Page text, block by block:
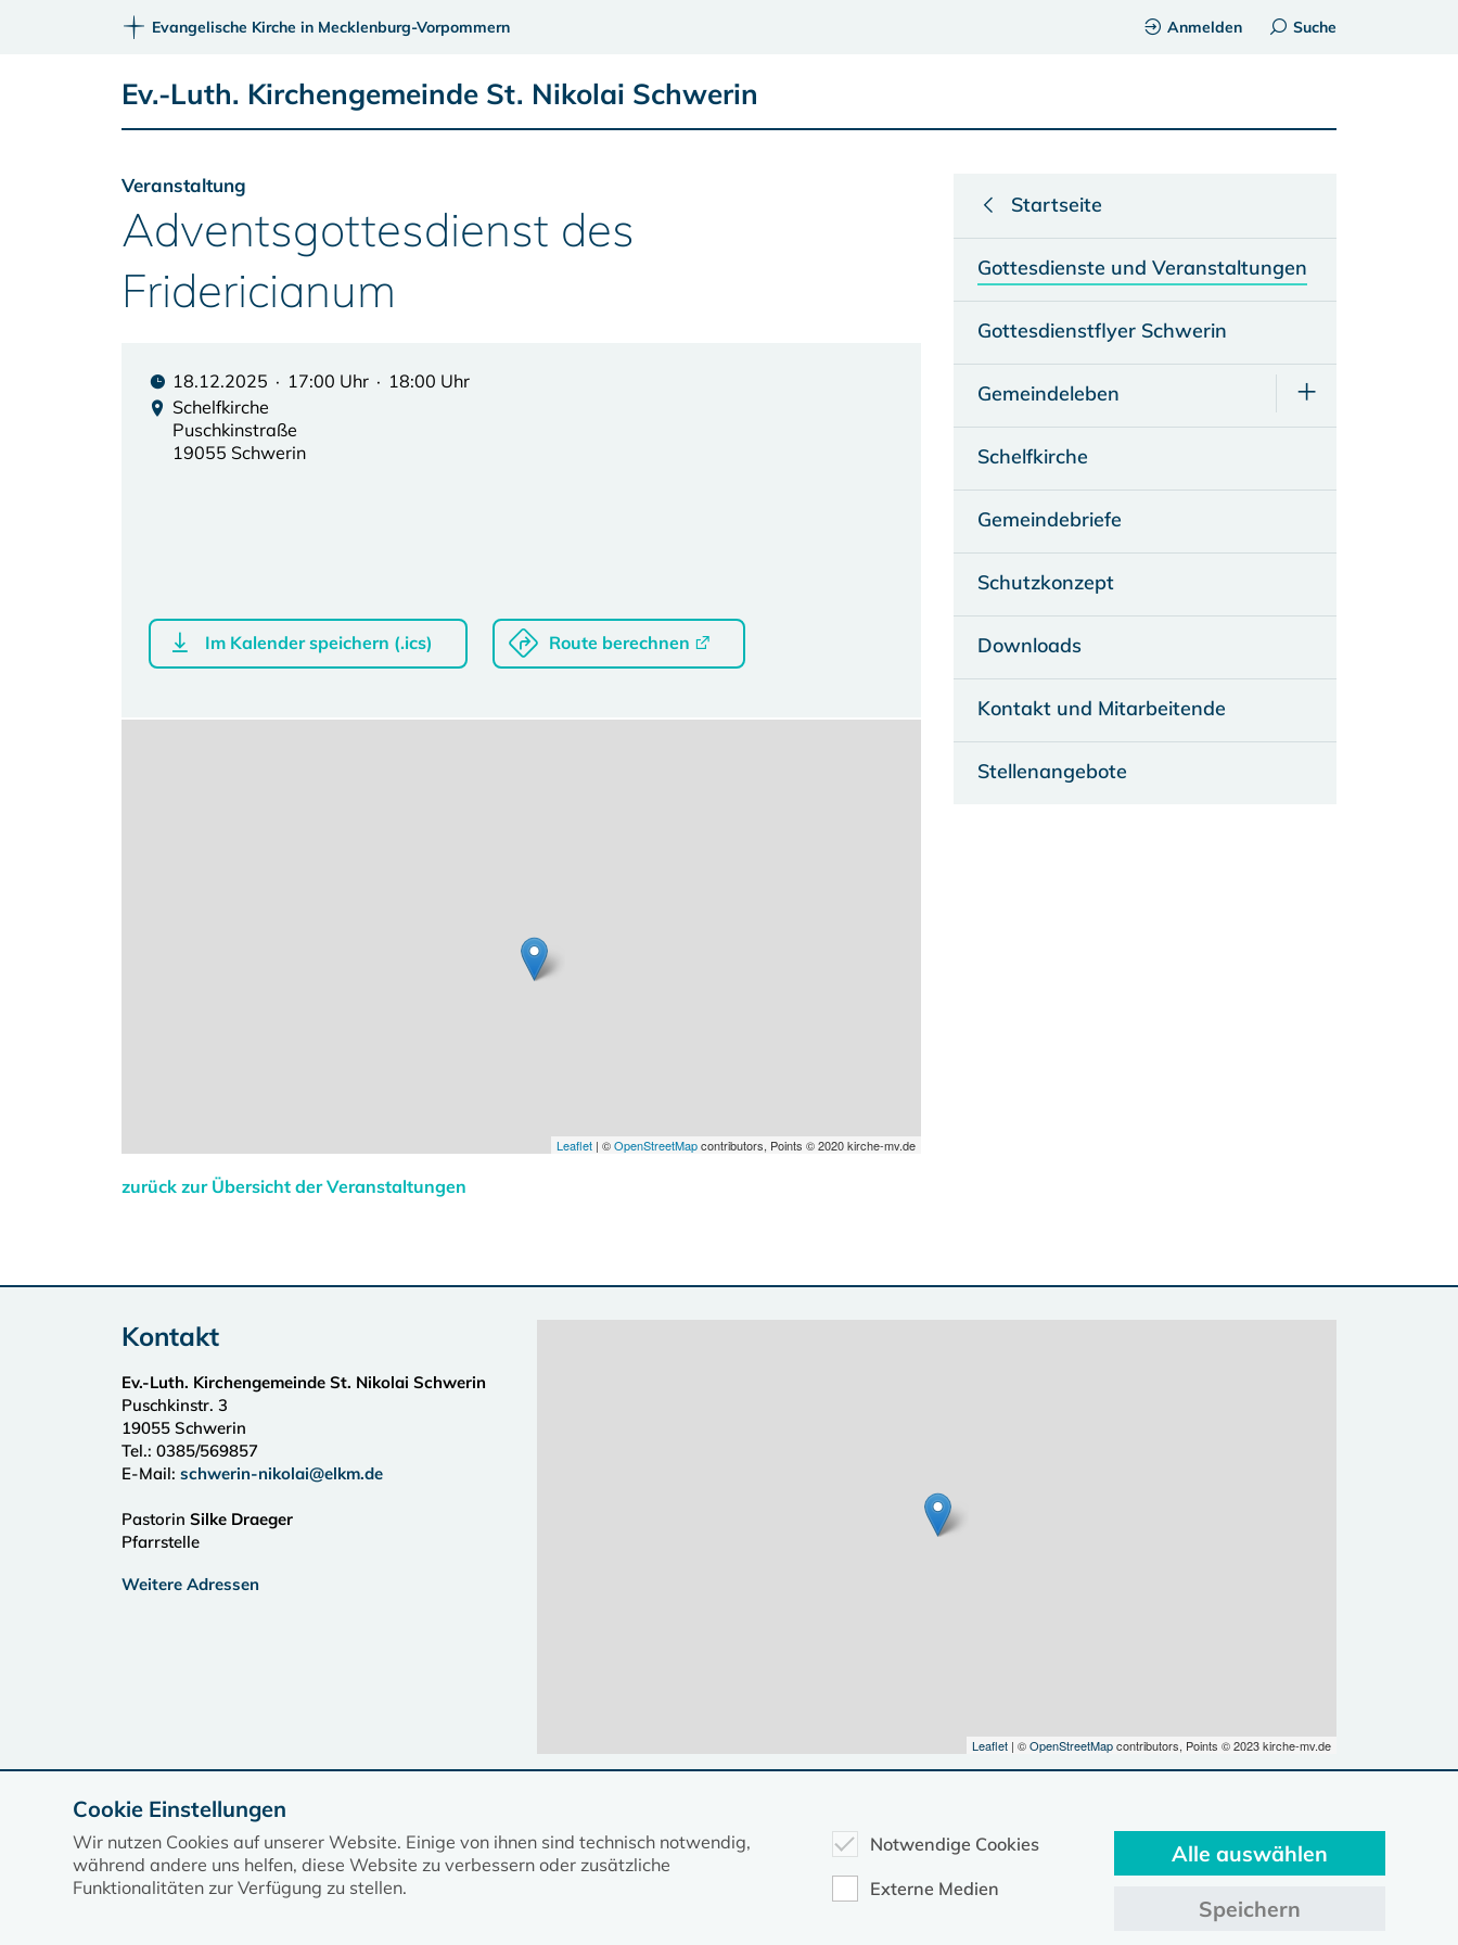
Evangelische Kirche in Mecklenburg-Vorpommern Anmelden Suche
Ev.-Luth. Kirchengemeinde St. Nikolai Schwerin
Veranstaltung
Adventsgottesdienst des
Fridericianum
18.12.2025 · 17:00 Uhr · 18:00 Uhr
Schelfkirche
Puschkinstraße
19055 Schwerin
Im Kalender speichern (.ics) Route berechnen
Leaflet| ©OpenStreetMapcontributors, Points © 2020 kirche-mv.de
zurück zur Übersicht der Veranstaltungen
Startseite
Gottesdienste und Veranstaltungen
Gottesdienstflyer Schwerin
Gemeindeleben
Schelfkirche
Gemeindebriefe
Schutzkonzept
Downloads
Kontakt und Mitarbeitende
Stellenangebote
Kontakt
Ev.-Luth. Kirchengemeinde St. Nikolai Schwerin
Puschkinstr. 3
19055 Schwerin
Tel.: 0385/569857
E-Mail: schwerin-nikolai@elkm.de
Pastorin Silke Draeger
Pfarrstelle
Weitere Adressen
Leaflet| ©OpenStreetMapcontributors, Points © 2023 kirche-mv.de
Diese Seite gehört zum Portal
kirche-mv.de
Evangelische Kirche in Mecklenburg-Vorpommern © 2026
Cookie Einstellungen
Wir nutzen Cookies auf unserer Website. Einige von ihnen sind technisch notwendig,
während andere uns helfen, diese Website zu verbessern oder zusätzliche
Funktionalitäten zur Verfügung zu stellen.
Notwendige Cookies
Externe Medien
Alle auswählen
Speichern